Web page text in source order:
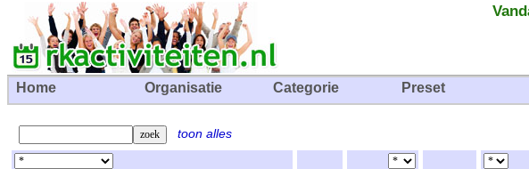
Home Organisatie Categorie Preset
toon alles